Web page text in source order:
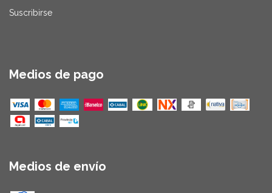
Suscribirse
Medios de pago
Medios de envío